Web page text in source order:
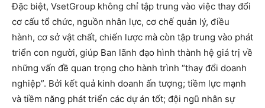
Đặc biệt, VsetGroup không chỉ tập trung vào việc thay đổi
cơ cấu tổ chức, nguồn nhân lực, cơ chế quản lý, điều
hành, cơ sở vật chất, chiến lược mà còn tập trung vào phát
triển con người, giúp Ban lãnh đạo hình thành hệ giá trị về
những vấn đề quan trọng cho hành trình “thay đổi doanh
nghiệp”. Bởi kết quả kinh doanh ấn tượng; tiềm lực mạnh
và tiềm năng phát triển các dự án tốt; đội ngũ nhân sự